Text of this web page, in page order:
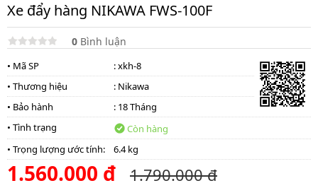
Xe đẩy hàng NIKAWA FWS-100F
0 Bình luận
• Mã SP
: xkh-8
• Thương hiệu
: Nikawa
• Bảo hành
: 18 Tháng
• Tình trạng
Còn hàng
• Trọng lượng ước tính:
6.4 kg
1.560.000 đ 1.790.000 đ